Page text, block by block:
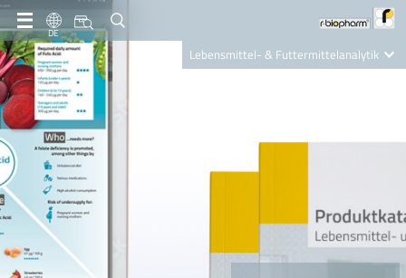
DE
Lebensmittel- & Futtermittelanalytik
Nutrition Care